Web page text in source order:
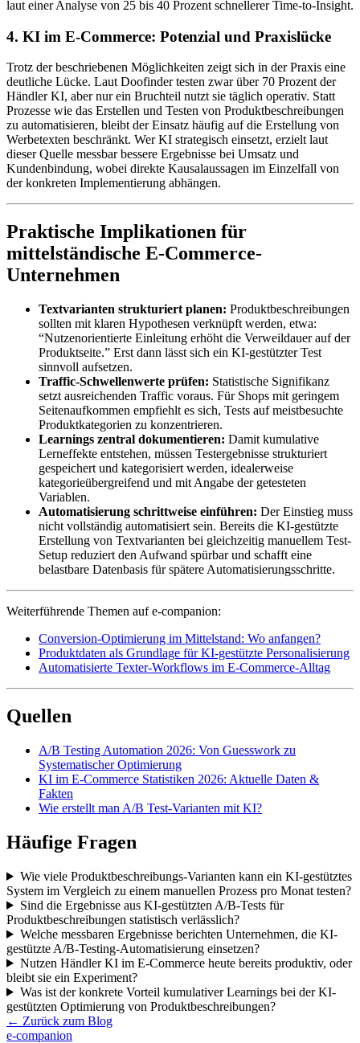
laut einer Analyse von 25 bis 40 Prozent schnellerer Time-to-Insight.
4. KI im E-Commerce: Potenzial und Praxislücke
Trotz der beschriebenen Möglichkeiten zeigt sich in der Praxis eine
deutliche Lücke. Laut Doofinder testen zwar über 70 Prozent der
Händler KI, aber nur ein Bruchteil nutzt sie täglich operativ. Statt
Prozesse wie das Erstellen und Testen von Produktbeschreibungen
zu automatisieren, bleibt der Einsatz häufig auf die Erstellung von
Werbetexten beschränkt. Wer KI strategisch einsetzt, erzielt laut
dieser Quelle messbar bessere Ergebnisse bei Umsatz und
Kundenbindung, wobei direkte Kausalaussagen im Einzelfall von
der konkreten Implementierung abhängen.
Praktische Implikationen für
mittelständische E-Commerce-
Unternehmen
Textvarianten strukturiert planen: Produktbeschreibungen
sollten mit klaren Hypothesen verknüpft werden, etwa:
“Nutzenorientierte Einleitung erhöht die Verweildauer auf der
Produktseite.” Erst dann lässt sich ein KI-gestützter Test
sinnvoll aufsetzen.
Traffic-Schwellenwerte prüfen: Statistische Signifikanz
setzt ausreichenden Traffic voraus. Für Shops mit geringem
Seitenaufkommen empfiehlt es sich, Tests auf meistbesuchte
Produktkategorien zu konzentrieren.
Learnings zentral dokumentieren: Damit kumulative
Lerneffekte entstehen, müssen Testergebnisse strukturiert
gespeichert und kategorisiert werden, idealerweise
kategorieübergreifend und mit Angabe der getesteten
Variablen.
Automatisierung schrittweise einführen: Der Einstieg muss
nicht vollständig automatisiert sein. Bereits die KI-gestützte
Erstellung von Textvarianten bei gleichzeitig manuellem Test-
Setup reduziert den Aufwand spürbar und schafft eine
belastbare Datenbasis für spätere Automatisierungsschritte.
Weiterführende Themen auf e-companion:
Conversion-Optimierung im Mittelstand: Wo anfangen?
Produktdaten als Grundlage für KI-gestützte Personalisierung
Automatisierte Texter-Workflows im E-Commerce-Alltag
Quellen
A/B Testing Automation 2026: Von Guesswork zu
Systematischer Optimierung
KI im E-Commerce Statistiken 2026: Aktuelle Daten &
Fakten
Wie erstellt man A/B Test-Varianten mit KI?
Häufige Fragen
Wie viele Produktbeschreibungs-Varianten kann ein KI-gestütztes
System im Vergleich zu einem manuellen Prozess pro Monat testen?
Sind die Ergebnisse aus KI-gestützten A/B-Tests für
Produktbeschreibungen statistisch verlässlich?
Welche messbaren Ergebnisse berichten Unternehmen, die KI-
gestützte A/B-Testing-Automatisierung einsetzen?
Nutzen Händler KI im E-Commerce heute bereits produktiv, oder
bleibt sie ein Experiment?
Was ist der konkrete Vorteil kumulativer Learnings bei der KI-
gestützten Optimierung von Produktbeschreibungen?
← Zurück zum Blog
e-companion